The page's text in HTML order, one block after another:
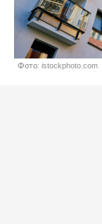
Фото: istockphoto.com